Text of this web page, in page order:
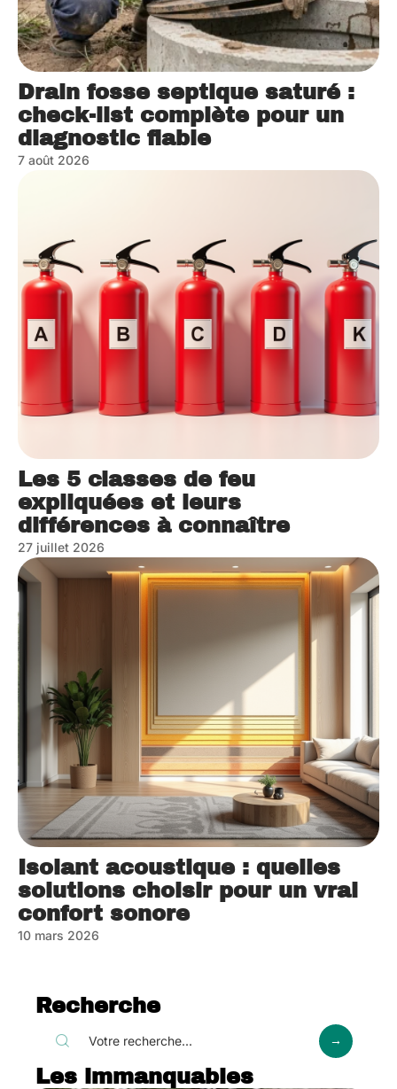
Drain fosse septique saturé :
check-list complète pour un
diagnostic fiable
7 août 2026
Les 5 classes de feu
expliquées et leurs
différences à connaître
27 juillet 2026
Isolant acoustique : quelles
solutions choisir pour un vrai
confort sonore
10 mars 2026
Recherche
Les immanquables